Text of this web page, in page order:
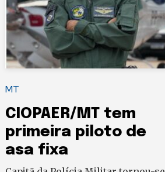
MT
CIOPAER/MT tem
primeira piloto de
asa fixa